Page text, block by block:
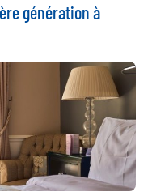
génération à